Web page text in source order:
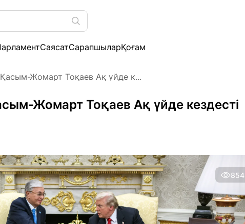
СаясатСарапшыларҚоғам
Жомарт Тоқаев Ақ үйде к...
Жомарт Тоқаев Ақ үйде кездесті
854